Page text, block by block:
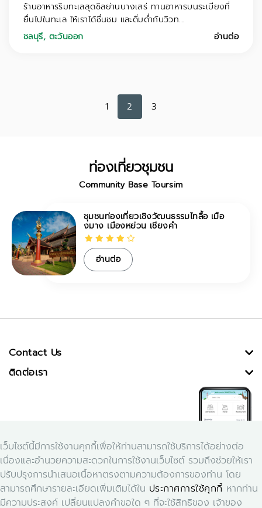
ร้านอาหารริมทะเลสุดชิลย่านบางเสร่ ทานอาหารบนระเบียงที่
ยื่นไปในทะเล ให้เราได้ชื่นชม และดื่มด่ำกับวิวท...
ชลบุรี, ตะวันออก อ่านต่อ
1 2 3
ท่องเที่ยวชุมชน
Community Base Toursim
ชุมชนท่องเที่ยวเชิงวัฒนธรรมไทลื้อ เมือ
งมาง เมืองหย่วน เชียงคำ
อ่านต่อ
เว็บไซต์นี้มีการใช้งานคุกกี้เพื่อให้ท่านสามารถใช้บริการได้อย่างต่อ
เนื่องและอำนวยความสะดวกในการใช้งานเว็บไซต์ รวมถึงช่วยให้เรา
ปรับปรุงการนำเสนอเนื้อหาตรงตามความต้องการของท่าน โดย
สามารถศึกษารายละเอียดเพิ่มเติมได้ใน ประกาศการใช้คุกกี้ หากท่าน
มีความประสงค์ เปลี่ยนแปลงคำขอใด ๆ ที่จะใช้สิทธิของ เจ้าของ
Contact Us
ติดต่อเรา
Download Application Smart Dasta